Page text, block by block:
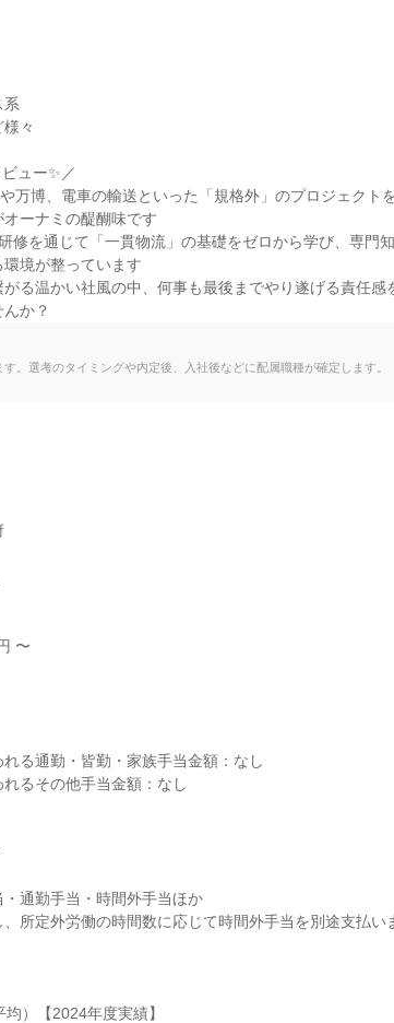
系
々
ュー✨／
万博、電車の輸送といった「規格外」のプロジェクト
ーナミの醍醐味です
修を通じて「一貫物流」の基礎をゼロから学び、専門
境が整っています
る温かい社風の中、何事も最後までやり遂げる責任
か？
。選考のタイミングや内定後、入社後などに配属職種が確定します。
〜
る通勤・皆勤・家族手当金額：なし
るその他手当金額：なし
通勤手当・時間外手当ほか
所定外労働の時間数に応じて時間外手当を別途支払い
）【2024年度実績】